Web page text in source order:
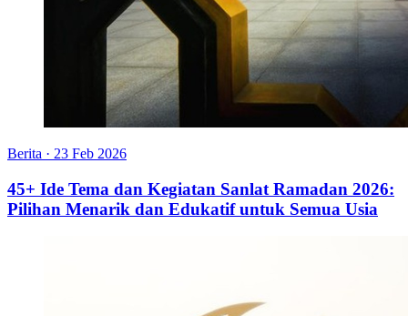
Berita · 23 Feb 2026
45+ Ide Tema dan Kegiatan Sanlat Ramadan 2026:
Pilihan Menarik dan Edukatif untuk Semua Usia